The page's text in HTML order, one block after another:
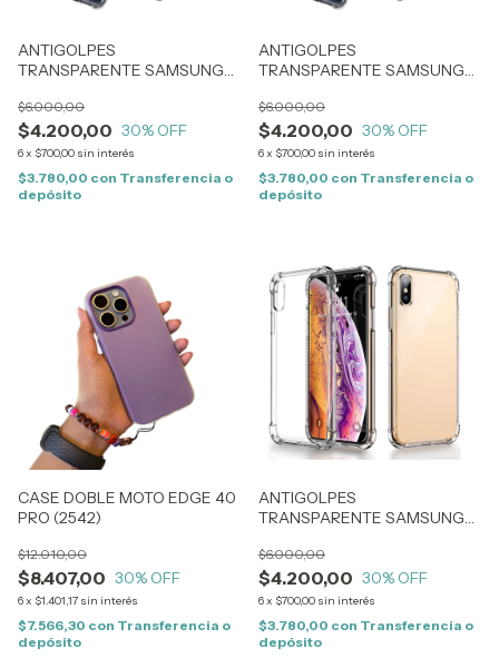
ANTIGOLPES
TRANSPARENTE SAMSUNG
$4.200,00
$6.000,00
30% OFF
6x $700,00 sin interés
$3.780,00 con Transferencia o
depósito
ANTIGOLPES
TRANSPARENTE SAMSUNG
$4.200,00
$6.000,00
30% OFF
6x $700,00 sin interés
$3.780,00 con Transferencia o
depósito
CASE DOBLE MOTO EDGE 40
PRO (2542)
$8.407,00
$12.010,00
30% OFF
6x $1.401,17 sin interés
$7.566,30 con Transferencia o
depósito
ANTIGOLPES
TRANSPARENTE SAMSUNG
$4.200,00
$6.000,00
30% OFF
6x $700,00 sin interés
$3.780,00 con Transferencia o
depósito